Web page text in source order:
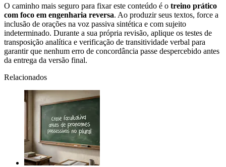
O caminho mais seguro para fixar este conteúdo é o treino prático
com foco em engenharia reversa. Ao produzir seus textos, force a
inclusão de orações na voz passiva sintética e com sujeito
indeterminado. Durante a sua própria revisão, aplique os testes de
transposição analítica e verificação de transitividade verbal para
garantir que nenhum erro de concordância passe despercebido antes
da entrega da versão final.
Relacionados